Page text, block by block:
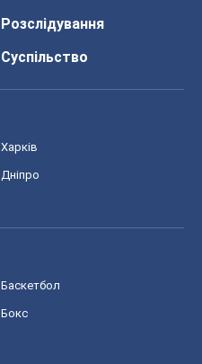
Розслідування
Суспільство
Харків
Дніпро
Баскетбол
Бокс